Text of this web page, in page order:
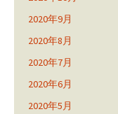
2020年9月
2020年8月
2020年7月
2020年6月
2020年5月